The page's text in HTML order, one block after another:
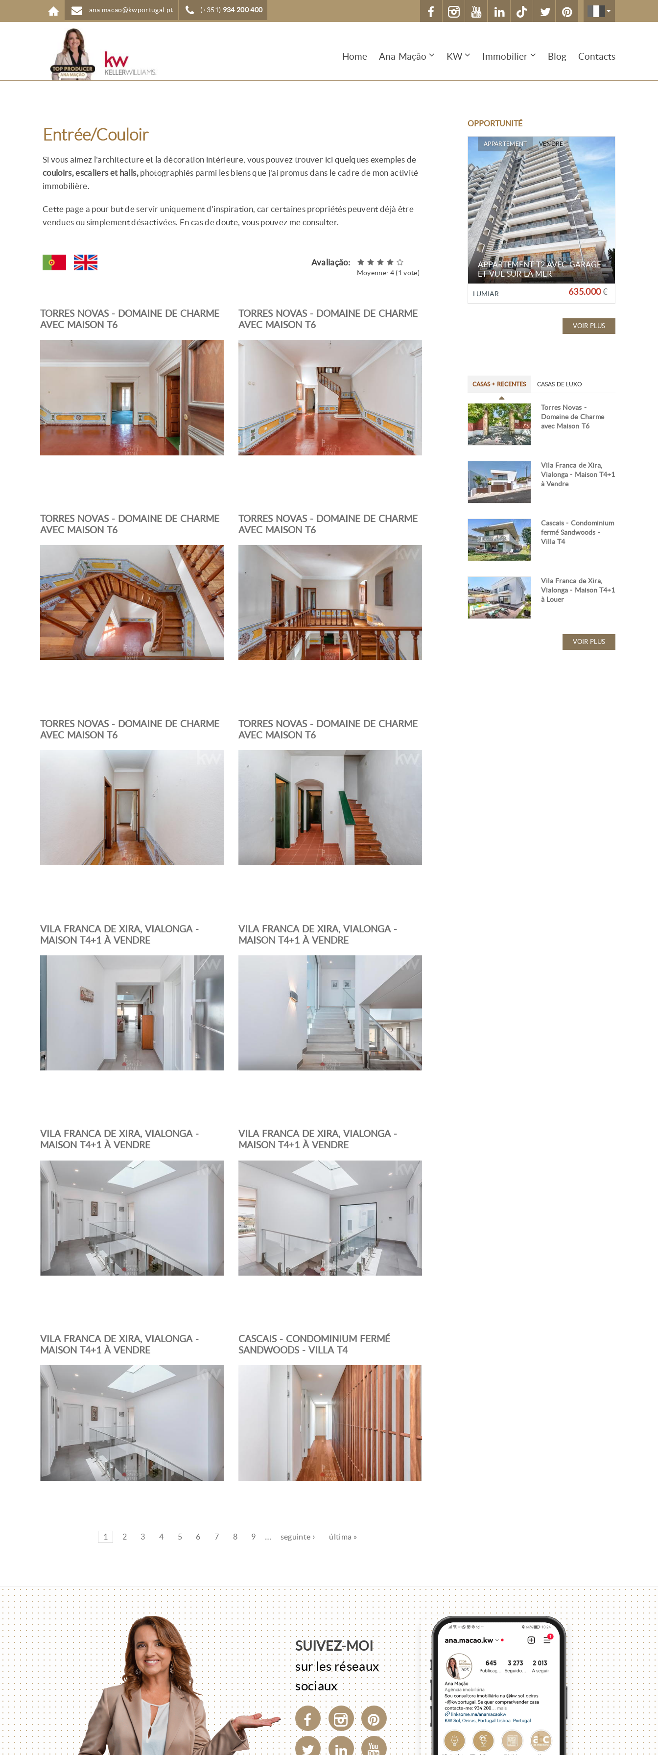
Aller au contenu principalana.macao@kwportugal.pt (+351) 934 200 400
Home Ana Mação KW Immobilier Blog Contacts
Entrée/Couloir
Si vous aimez l'architecture et la décoration intérieure, vous pouvez trouver ici quelques exemples de
couloirs, escaliers et halls,photographiés parmi les biens que j'ai promus dans le cadre de mon activité
immobilière.
Cette page a pour but de servir uniquement d'inspiration, car certaines propriétés peuvent déjà être
vendues ou simplement désactivées. En cas de doute, vous pouvez me consulter.
Avaliação:
Moyenne: 4 (1 vote)
TORRES NOVAS - DOMAINE DE CHARME
AVEC MAISON T6
TORRES NOVAS - DOMAINE DE CHARME
AVEC MAISON T6
TORRES NOVAS - DOMAINE DE CHARME
AVEC MAISON T6
TORRES NOVAS - DOMAINE DE CHARME
AVEC MAISON T6
TORRES NOVAS - DOMAINE DE CHARME
AVEC MAISON T6
TORRES NOVAS - DOMAINE DE CHARME
AVEC MAISON T6
VILA FRANCA DE XIRA, VIALONGA -
MAISON T4+1 À VENDRE
VILA FRANCA DE XIRA, VIALONGA -
MAISON T4+1 À VENDRE
VILA FRANCA DE XIRA, VIALONGA -
MAISON T4+1 À VENDRE
VILA FRANCA DE XIRA, VIALONGA -
MAISON T4+1 À VENDRE
VILA FRANCA DE XIRA, VIALONGA -
MAISON T4+1 À VENDRE
CASCAIS - CONDOMINIUM FERMÉ
SANDWOODS - VILLA T4
1 2 3 4 5 6 7 8 9 … seguinte › última »
OPPORTUNITÉ
APPARTEMENT VENDRE
APPARTEMENT T2 AVEC GARAGE
ET VUE SUR LA MER
LUMIAR 635.000€
VOIR PLUS
CASAS + RECENTES CASAS DE LUXO
Torres Novas -
Domaine de Charme
avec Maison T6
Vila Franca de Xira,
Vialonga - Maison T4+1
à Vendre
Cascais - Condominium
fermé Sandwoods -
Villa T4
Vila Franca de Xira,
Vialonga - Maison T4+1
à Louer
VOIR PLUS
SUIVEZ-MOI
sur les réseaux
sociaux